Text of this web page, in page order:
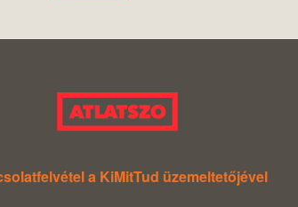
a KiMitTud üzemeltetőjével